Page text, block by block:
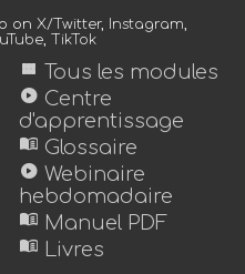
on X/Twitter, Instagram,
, TikTok
view_module Tous les modules
play_circle Centre
d'apprentissage
menu_book Glossaire
play_circle Webinaire
hebdomadaire
menu_book Manuel PDF
menu_book Livres